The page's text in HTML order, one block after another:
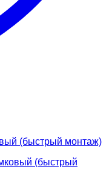
(быстрый монтаж)